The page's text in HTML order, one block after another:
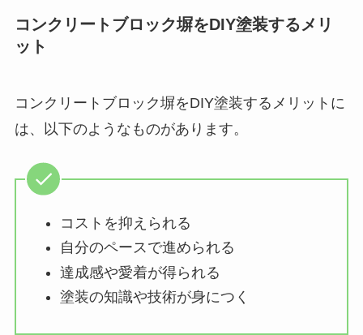
コンクリートブロック塀をDIY塗装するメリ
ット
コンクリートブロック塀をDIY塗装するメリットに
は、以下のようなものがあります。
コストを抑えられる
自分のペースで進められる
達成感や愛着が得られる
塗装の知識や技術が身につく